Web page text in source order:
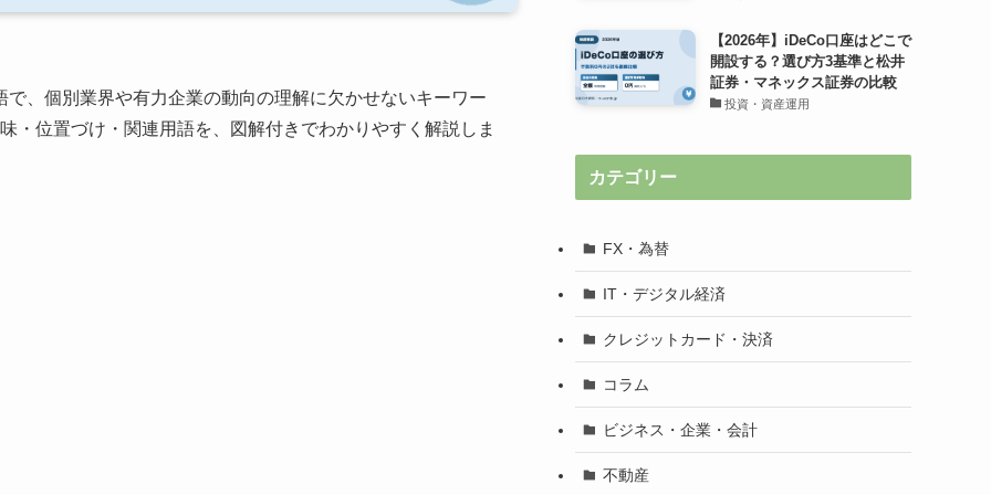
、個別業界や有力企業の動向の理解に欠かせないキーワー
・位置づけ・関連用語を、図解付きでわかりやすく解説しま
【2026年】iDeCo口座はどこで
開設する？選び方3基準と松井
証券・マネックス証券の比較
投資・資産運用
カテゴリー
FX・為替
IT・デジタル経済
クレジットカード・決済
コラム
ビジネス・企業・会計
不動産